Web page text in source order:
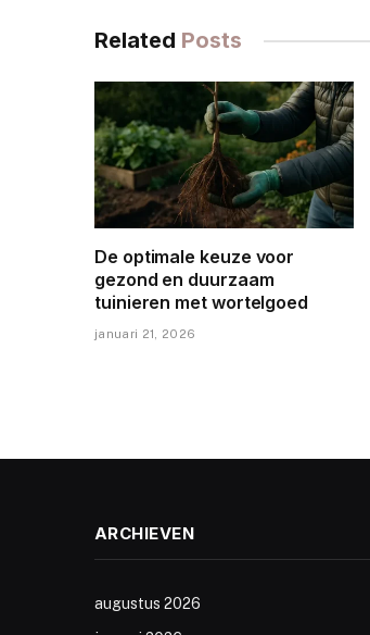
Related Posts
De optimale keuze voor
gezond en duurzaam
tuinieren met wortelgoed
januari 21, 2026
ARCHIEVEN
augustus 2026